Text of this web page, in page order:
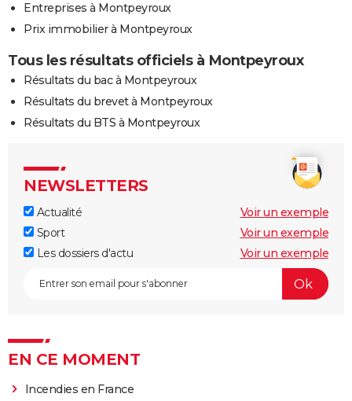
Entreprises à Montpeyroux
Prix immobilier à Montpeyroux
Tous les résultats officiels à Montpeyroux
Résultats du bac à Montpeyroux
Résultats du brevet à Montpeyroux
Résultats du BTS à Montpeyroux
NEWSLETTERS
Actualité
Voir un exemple
Sport
Voir un exemple
Les dossiers d'actu
Voir un exemple
EN CE MOMENT
Incendies en France